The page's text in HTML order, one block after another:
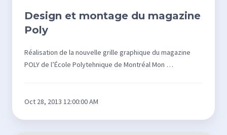
Design et montage du magazine
Poly
Réalisation de la nouvelle grille graphique du magazine
POLY de l’École Polytehnique de Montréal Mon …
Oct 28, 2013 12:00:00 AM